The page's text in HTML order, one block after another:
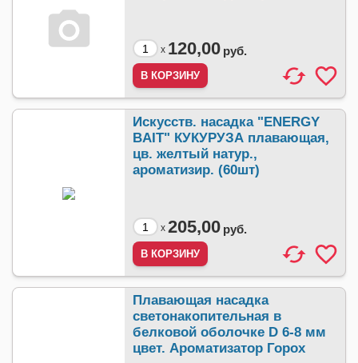
x 120,00 руб.
Искусств. насадка "ENERGY
BAIT" КУКУРУЗА плавающая,
цв. желтый натур.,
ароматизир. (60шт)
x 205,00 руб.
Плавающая насадка
светонакопительная в
белковой оболочке D 6-8 мм
цвет. Ароматизатор Горох